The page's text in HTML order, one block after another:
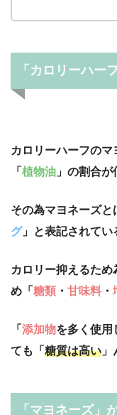
「カロリーハー
カロリーハーフの
「 植物油 」の割合が
その為マヨネーズと
グ」と表記されてい
カロリー抑えるた
め「 糖類 ・ 甘味料 ・
「 添加物を多く使用
ても「 糖質は高い 」
「マヨネーズ」